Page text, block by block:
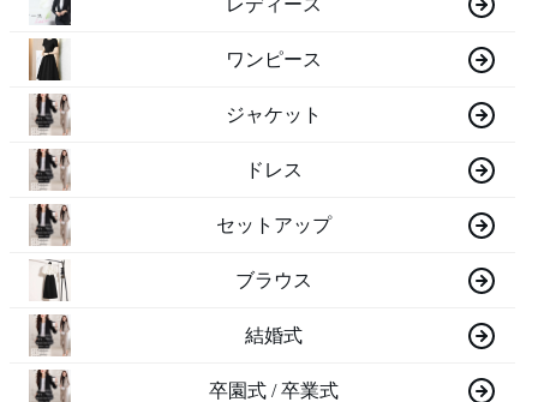
ワンピース
ジャケット
ドレス
セットアップ
ブラウス
結婚式
卒園式 / 卒業式